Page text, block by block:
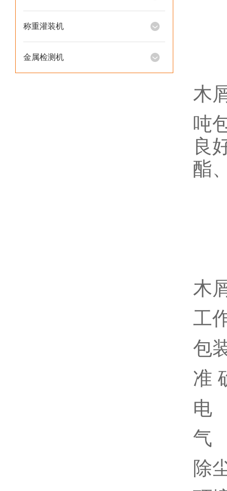
称重灌装机
金属检测机
木
吨
良
酯
木
工
包
准
电
气
除